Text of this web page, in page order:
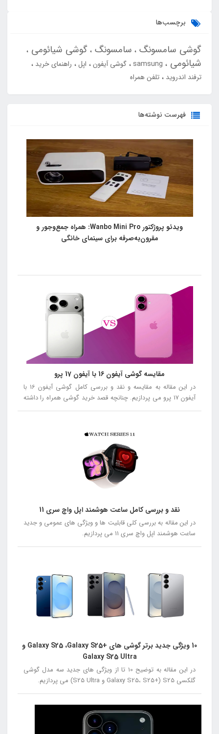
برچسب‌ها
گوشی سامسونگ سامسونگ گوشی شیائومی
شیائومی
samsung گوشی آیفون اپل
راهنمای خرید
ترفند اندروید
تلفن همراه
فهرست نوشته‌ها
ویدئو پروژکتور Wanbo Mini Pro: همراه جمع‌وجور و
مقرون‌به‌صرفه برای سینمای خانگی
مقایسه گوشی آیفون 16 با آیفون 17 پرو
در این مقاله به مقایسه و نقد و بررسی کامل گوشی آیفون 16 با
آیفون 17 پرو می پردازیم. چنانچه قصد خرید گوشی همراه را داشته
باشید توصیه می کنیم در ادامه این مقاله همراه ما باشید.
نقد و بررسی کامل ساعت هوشمند اپل واچ سری 11
در این مقاله به بررسی کلی قابلیت ها و ویژگی های عمومی و جدید
ساعت هوشمند اپل واچ سری 11 می پردازیم.
10 ویژگی جدید برتر گوشی های +Galaxy S25 ،Galaxy S25 و
Galaxy S25 Ultra
در این مقاله به توضیح 10 تا از ویژگی های جدید سه مدل گوشی
گلکسی S25 (+Galaxy S25، S25 و S25 Ultra) می پردازیم.